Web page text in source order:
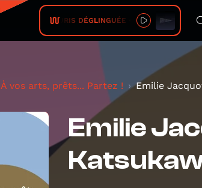
LA SOURIS DÉGLINGUÉE • Jeunesse de France
À vos arts, prêts... Partez ! Emilie
Emilie